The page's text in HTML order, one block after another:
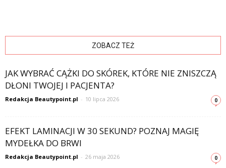
ZOBACZ TEŻ
JAK WYBRAĆ CĄŻKI DO SKÓREK, KTÓRE NIE ZNISZCZĄ
DŁONI TWOJEJ I PACJENTA?
Redakcja Beautypoint.pl - 10 lipca 2026 0
EFEKT LAMINACJI W 30 SEKUND? POZNAJ MAGIĘ
MYDEŁKA DO BRWI
Redakcja Beautypoint.pl - 26 maja 2026 0